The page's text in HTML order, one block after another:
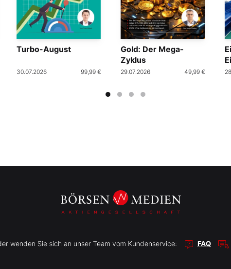
Turbo-August
30.07.2026 99,99 €
Gold: Der Mega-
Zyklus
29.07.2026 49,99 €
wenden Sie sich an unser Team vom Kundenservice: FAQ